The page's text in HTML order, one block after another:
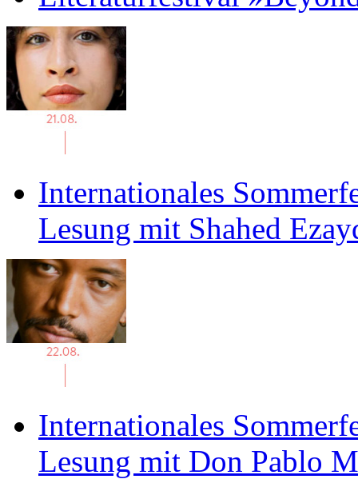
Internationales
Lesung mit Shahed
Internationales
Lesung mit Don Pablo